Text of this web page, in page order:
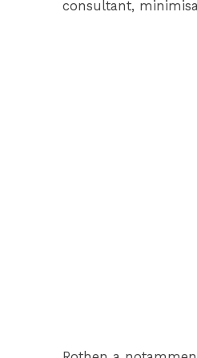
consultant,